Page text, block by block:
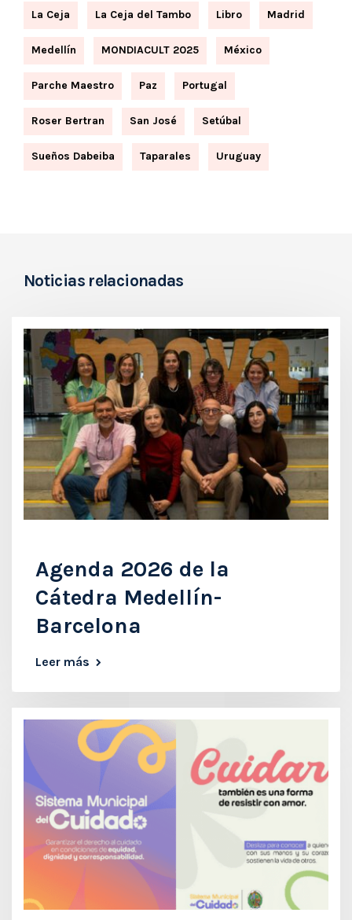
La Ceja La Ceja del Tambo Libro Madrid
Medellín MONDIACULT 2025 México
Parche Maestro Paz Portugal
Roser Bertran San José Setúbal
Sueños Dabeiba Taparales Uruguay
Noticias relacionadas
Agenda 2026 de la
Cátedra Medellín-
Barcelona
Leer más